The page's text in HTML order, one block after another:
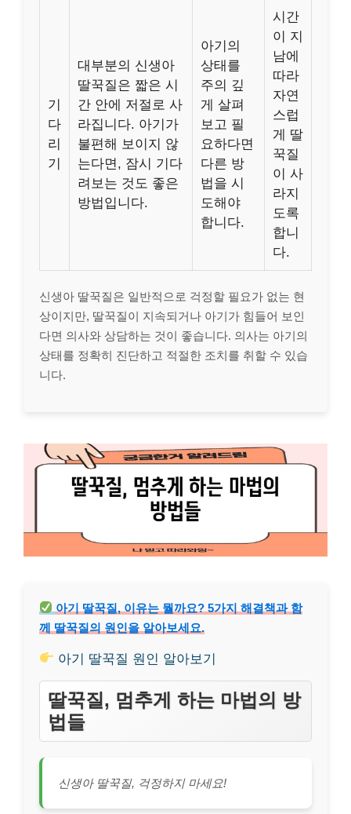
기
다
리
기
대부분의 신생아
딸꾹질은 짧은 시
간 안에 저절로 사
라집니다. 아기가
불편해 보이지 않
는다면, 잠시 기다
려보는 것도 좋은
방법입니다.
아기의
상태를
주의 깊
게 살펴
보고 필
요하다면
다른 방
법을 시
도해야
합니다.
시간
이 지
남에
따라
자연
스럽
게 딸
꾹질
이 사
라지
도록
합니
다.
신생아 딸꾹질은 일반적으로 걱정할 필요가 없는 현
상이지만, 딸꾹질이 지속되거나 아기가 힘들어 보인
다면 의사와 상담하는 것이 좋습니다. 의사는 아기의
상태를 정확히 진단하고 적절한 조치를 취할 수 있습
니다.
아기 딸꾹질, 이유는 뭘까요? 5가지 해결책과 함
께 딸꾹질의 원인을 알아보세요.
아기 딸꾹질 원인 알아보기
딸꾹질, 멈추게 하는 마법의 방
법들
신생아 딸꾹질, 걱정하지 마세요!